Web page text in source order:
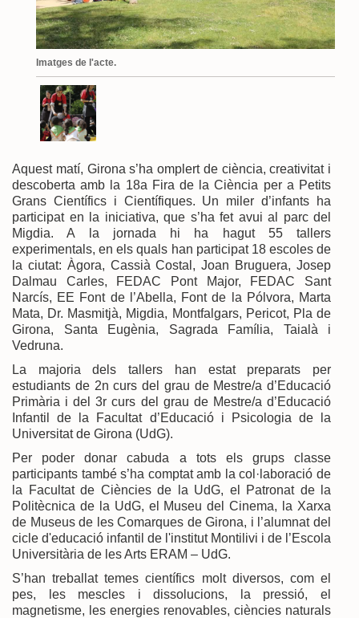
Imatges de l'acte.
Aquest matí, Girona s’ha omplert de ciència, creativitat i
descoberta amb la 18a Fira de la Ciència per a Petits
Grans Científics i Científiques. Un miler d’infants ha
participat en la iniciativa, que s’ha fet avui al parc del
Migdia. A la jornada hi ha hagut 55 tallers
experimentals, en els quals han participat 18 escoles de
la ciutat: Àgora, Cassià Costal, Joan Bruguera, Josep
Dalmau Carles, FEDAC Pont Major, FEDAC Sant
Narcís, EE Font de l’Abella, Font de la Pólvora, Marta
Mata, Dr. Masmitjà, Migdia, Montfalgars, Pericot, Pla de
Girona, Santa Eugènia, Sagrada Família, Taialà i
Vedruna.
La majoria dels tallers han estat preparats per
estudiants de 2n curs del grau de Mestre/a d’Educació
Primària i del 3r curs del grau de Mestre/a d’Educació
Infantil de la Facultat d’Educació i Psicologia de la
Universitat de Girona (UdG).
Per poder donar cabuda a tots els grups classe
participants també s’ha comptat amb la col·laboració de
la Facultat de Ciències de la UdG, el Patronat de la
Politècnica de la UdG, el Museu del Cinema, la Xarxa
de Museus de les Comarques de Girona, i l’alumnat del
cicle d'educació infantil de l'institut Montilivi i de l’Escola
Universitària de les Arts ERAM – UdG.
S’han treballat temes científics molt diversos, com el
pes, les mescles i dissolucions, la pressió, el
magnetisme, les energies renovables, ciències naturals